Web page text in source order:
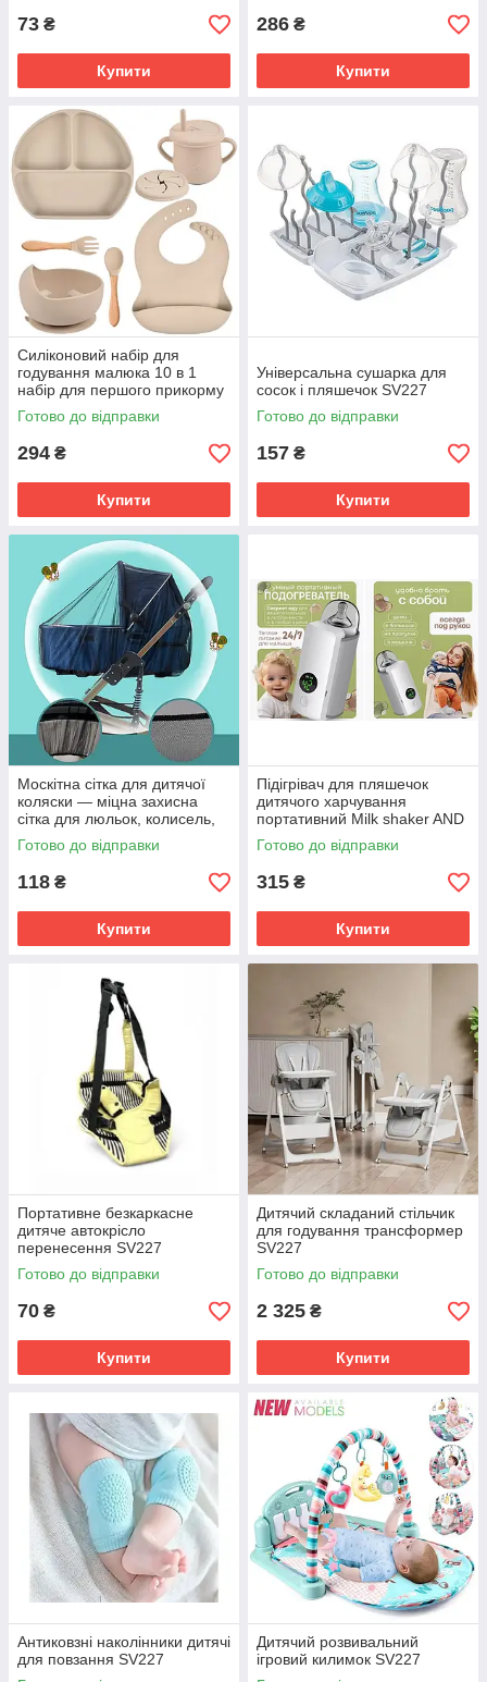
73 ₴
Купити
286 ₴
Купити
Силіконовий набір для
годування малюка 10 в 1
набір для першого прикорму
SV227
Готово до відправки
294 ₴
Купити
Універсальна сушарка для
сосок і пляшечок SV227
Готово до відправки
157 ₴
Купити
Москітна сітка для дитячої
коляски — міцна захисна
сітка для люльок, колисель,
манежів SV227
Готово до відправки
118 ₴
Купити
Підігрівач для пляшечок
дитячого харчування
портативний Milk shaker AND
LY-872 SV227
Готово до відправки
315 ₴
Купити
Портативне безкаркасне
дитяче автокрісло
перенесення SV227
Готово до відправки
70 ₴
Купити
Дитячий складаний стільчик
для годування трансформер
SV227
Готово до відправки
2 325 ₴
Купити
Антиковзні наколінники дитячі
для повзання SV227
Дитячий розвивальний
ігровий килимок SV227